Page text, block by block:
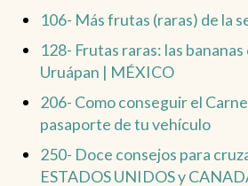
106- Más frutas (raras) de la
128- Frutas raras: las
Uruápan | MÉXICO
206- Como conseguir el
pasaporte de tu vehículo
250- Doce consejos para
ESTADOS UNIDOS y